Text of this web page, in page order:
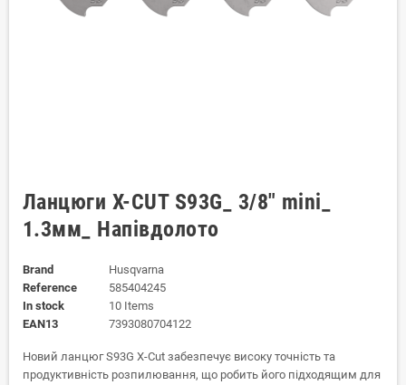
Ланцюги X-CUT S93G_ 3/8" mini_
1.3мм_ Напівдолото
Brand
Husqvarna
Reference
585404245
In stock
10 Items
EAN13
7393080704122
Новий ланцюг S93G X-Cut забезпечує високу точність та
продуктивність розпилювання, що робить його підходящим для